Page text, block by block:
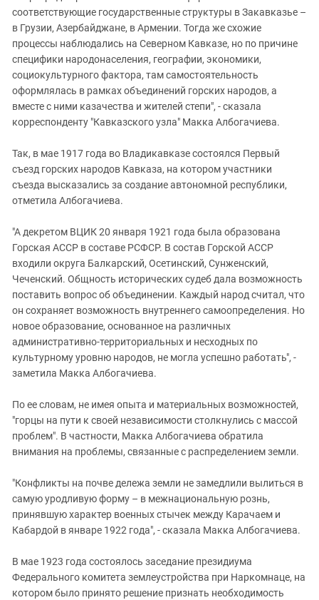
соответствующие государственные структуры в Закавказье –
в Грузии, Азербайджане, в Армении. Тогда же схожие
процессы наблюдались на Северном Кавказе, но по причине
специфики народонаселения, географии, экономики,
социокультурного фактора, там самостоятельность
оформлялась в рамках объединений горских народов, а
вместе с ними казачества и жителей степи", - сказала
корреспонденту "Кавказского узла" Макка Албогачиева.
Так, в мае 1917 года во Владикавказе состоялся Первый
съезд горских народов Кавказа, на котором участники
съезда высказались за создание автономной республики,
отметила Албогачиева.
"А декретом ВЦИК 20 января 1921 года была образована
Горская АССР в составе РСФСР. В состав Горской АССР
входили округа Балкарский, Осетинский, Сунженский,
Чеченский. Общность исторических судеб дала возможность
поставить вопрос об объединении. Каждый народ считал, что
он сохраняет возможность внутреннего самоопределения. Но
новое образование, основанное на различных
административно-территориальных и несходных по
культурному уровню народов, не могла успешно работать", -
заметила Макка Албогачиева.
По ее словам, не имея опыта и материальных возможностей,
"горцы на пути к своей независимости столкнулись с массой
проблем". В частности, Макка Албогачиева обратила
внимания на проблемы, связанные с распределением земли.
"Конфликты на почве дележа земли не замедлили вылиться в
самую уродливую форму – в межнациональную рознь,
принявшую характер военных стычек между Карачаем и
Кабардой в январе 1922 года", - сказала Макка Албогачиева.
В мае 1923 года состоялось заседание президиума
Федерального комитета землеустройства при Наркомнаце, на
котором было принято решение признать необходимость